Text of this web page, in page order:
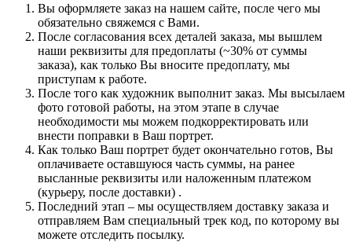
Вы оформляете заказ на нашем сайте, после чего мы
обязательно свяжемся с Вами.
После согласования всех деталей заказа, мы вышлем
наши реквизиты для предоплаты (~30% от суммы
заказа), как только Вы вносите предоплату, мы
приступам к работе.
После того как художник выполнит заказ. Мы высылаем
фото готовой работы, на этом этапе в случае
необходимости мы можем подкорректировать или
внести поправки в Ваш портрет.
Как только Ваш портрет будет окончательно готов, Вы
оплачиваете оставшуюся часть суммы, на ранее
высланные реквизиты или наложенным платежом
(курьеру, после доставки) .
Последний этап – мы осуществляем доставку заказа и
отправляем Вам специальный трек код, по которому вы
можете отследить посылку.